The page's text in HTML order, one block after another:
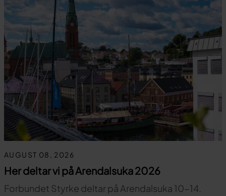
AUGUST 08, 2026
Her deltar vi på Arendalsuka 2026
Forbundet Styrke deltar på Arendalsuka 10-14.